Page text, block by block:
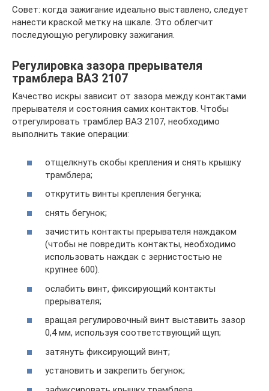
Совет: когда зажигание идеально выставлено, следует
нанести краской метку на шкале. Это облегчит
последующую регулировку зажигания.
Регулировка зазора прерывателя
трамблера ВАЗ 2107
Качество искры зависит от зазора между контактами
прерывателя и состояния самих контактов. Чтобы
отрегулировать трамблер ВАЗ 2107, необходимо
выполнить такие операции:
отщелкнуть скобы крепления и снять крышку
трамблера;
открутить винты крепления бегунка;
снять бегунок;
зачистить контакты прерывателя наждаком
(чтобы не повредить контакты, необходимо
использовать наждак с зернистостью не
крупнее 600).
ослабить винт, фиксирующий контакты
прерывателя;
вращая регулировочный винт выставить зазор
0,4 мм, используя соответствующий щуп;
затянуть фиксирующий винт;
установить и закрепить бегунок;